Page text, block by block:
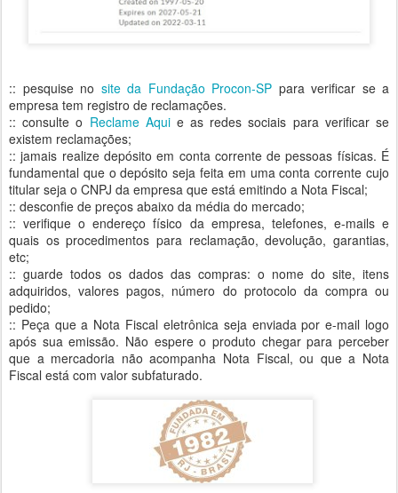
:: pesquise no site da Fundação Procon-SP para verificar se a
empresa tem registro de reclamações.
:: consulte o Reclame Aquie as redes sociais para verificar se
existem reclamações;
:: jamais realize depósito em conta corrente de pessoas físicas. É
fundamental que o depósito seja feita em uma conta corrente cujo
titular seja o CNPJ da empresa que está emitindo a Nota Fiscal;
:: desconfie de preços abaixo da média do mercado;
:: verifique o endereço físico da empresa, telefones, e-mails e
quais os procedimentos para reclamação, devolução, garantias,
etc;
:: guarde todos os dados das compras: o nome do site, itens
adquiridos, valores pagos, número do protocolo da compra ou
pedido;
:: Peça que a Nota Fiscal eletrônica seja enviada por e-mail logo
após sua emissão. Não espere o produto chegar para perceber
que a mercadoria não acompanha Nota Fiscal, ou que a Nota
Fiscal está com valor subfaturado.